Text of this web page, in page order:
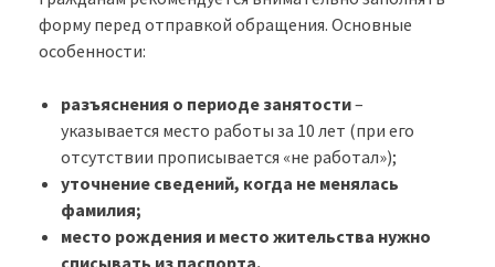
форму перед отправкой обращения. Основные
особенности:
разъяснения о периоде занятости–
указывается место работы за 10 лет (при его
отсутствии прописывается «не работал»);
уточнение сведений, когда не менялась
фамилия;
место рождения и место жительства нужно